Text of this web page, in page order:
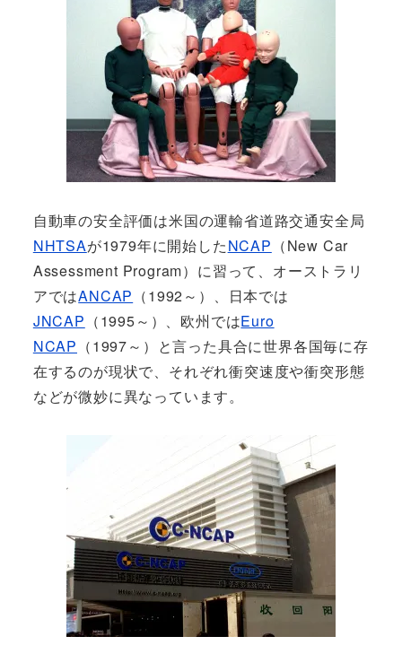
自動車の安全評価は米国の運輸省道路交通安全局
NHTSAが1979年に開始したNCAP （New Car
Assessment Program）に習って、オーストラリ
アではANCAP （1992～）、日本では
JNCAP （1995～）、欧州ではEuro
NCAP （1997～）と言った具合に世界各国毎に存
在するのが現状で、それぞれ衝突速度や衝突形態
などが微妙に異なっています。